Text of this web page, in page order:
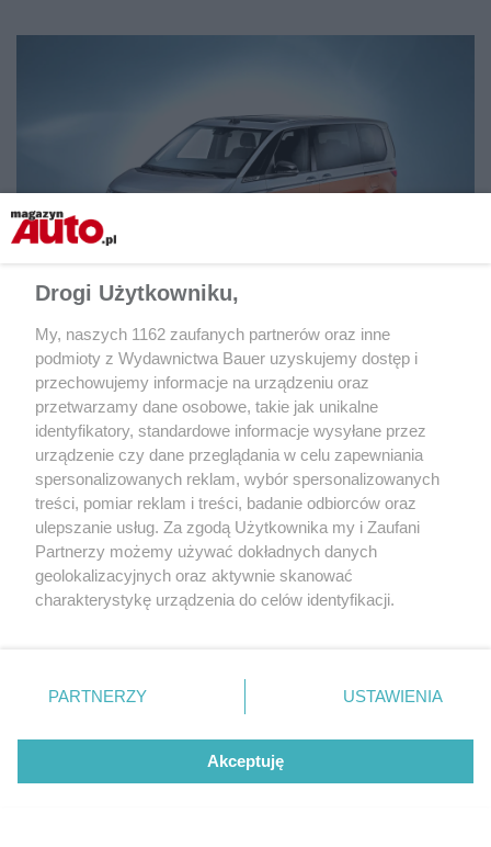
fot. Volkswagen
2. Lexus LM
3. Hyundai Staria
Drogi Użytkowniku,
My, naszych 1162 zaufanych partnerów oraz inne
podmioty z Wydawnictwa Bauer uzyskujemy dostęp i
przechowujemy informacje na urządzeniu oraz
przetwarzamy dane osobowe, takie jak unikalne
identyfikatory, standardowe informacje wysyłane przez
urządzenie czy dane przeglądania w celu zapewniania
spersonalizowanych reklam, wybór spersonalizowanych
treści, pomiar reklam i treści, badanie odbiorców oraz
ulepszanie usług. Za zgodą Użytkownika my i Zaufani
Partnerzy możemy używać dokładnych danych
geolokalizacyjnych oraz aktywnie skanować
charakterystykę urządzenia do celów identyfikacji.
zmienić/wycofać klikając przycisk ustawień prywatności
znajdujący się w lewym dolnym rogu strony
rodzaje przetwarzania danych nie wymagają zgody
użytkownika, ale masz prawo sprzeciwić się takiemu
PARTNERZY USTAWIENIA
Akceptuję